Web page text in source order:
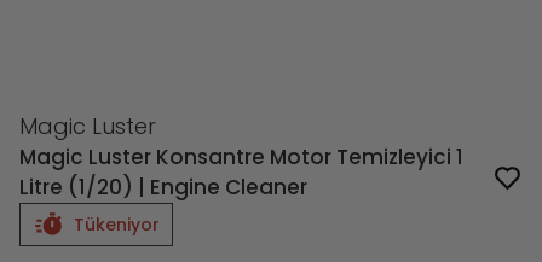
Magic Luster
Magic Luster Konsantre Motor Temizleyici 1
Litre (1/20) | Engine Cleaner
Tükeniyor